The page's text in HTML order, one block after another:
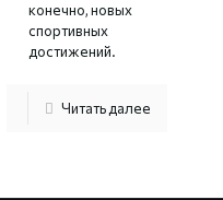
конечно, новых
спортивных
достижений.
Читать далее